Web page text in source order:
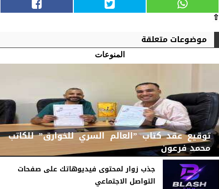
⇧
موضوعات متعلقة
المنوعات
توقيع عقد كتاب ”العالم السري للخوارق” للكاتب
محمد فرعون
جذب زوار لمحتوى فيديوهاتك على صفحات
التواصل الاجتماعي